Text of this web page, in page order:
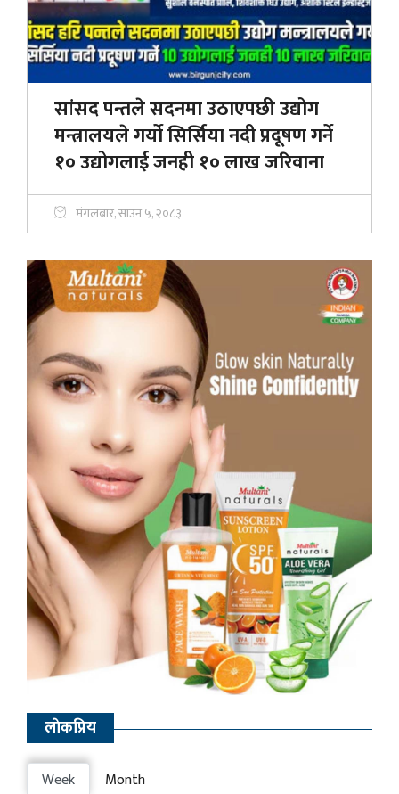
सांसद पन्तले सदनमा उठाएपछी उद्योग
मन्त्रालयले गर्याे सिर्सिया नदी प्रदूषण गर्ने
१० उद्योगलाई जनही १० लाख जरिवाना
मंगलबार, साउन ५, २०८३
लाेकप्रिय
Week Month